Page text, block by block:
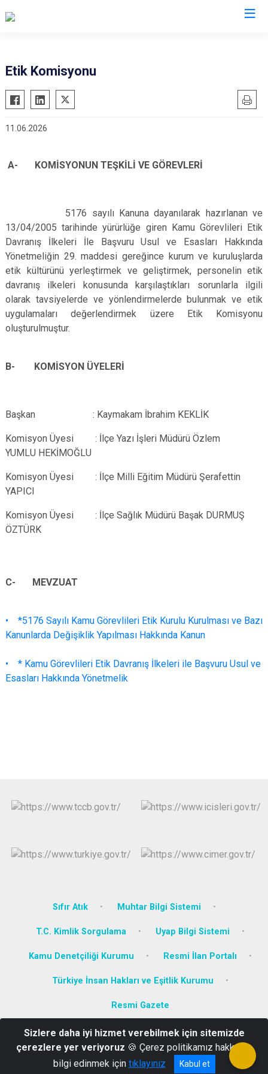
Bozdoğan
Buharkent
Çine
Germencik
Karpuzlu
Koçarlı
Söke
Efeler
Etik Komisyonu
11.06.2026
A- KOMİSYONUN TEŞKİLİ VE GÖREVLERİ
5176 sayılı Kanuna dayanılarak hazırlanan ve
13/04/2005 tarihinde yürürlüğe giren Kamu Görevlileri Etik
Davranış İlkeleri İle Başvuru Usul ve Esasları Hakkında
Yönetmeliğin 29. maddesi gereğince kurum ve kuruluşlarda
etik kültürünü yerleştirmek ve geliştirmek, personelin etik
davranış ilkeleri konusunda karşılaştıkları sorunlarla ilgili
olarak tavsiyelerde ve yönlendirmelerde bulunmak ve etik
uygulamaları değerlendirmek üzere Etik Komisyonu
oluşturulmuştur.
B- KOMİSYON ÜYELERİ
Başkan : Kaymakam İbrahim KEKLİK
Komisyon Üyesi : İlçe Yazı İşleri Müdürü Özlem
YUMLU HEKİMOĞLU
Komisyon Üyesi : İlçe Milli Eğitim Müdürü Şerafettin
YAPICI
Komisyon Üyesi : İlçe Sağlık Müdürü Başak DURMUŞ
ÖZTÜRK
C- MEVZUAT
• *5176 Sayılı Kamu Görevlileri Etik Kurulu Kurulması ve Bazı
Kanunlarda Değişiklik Yapılması Hakkında Kanun
• * Kamu Görevlileri Etik Davranış İlkeleri ile Başvuru Usul ve
Esasları Hakkında Yönetmelik
Sıfır Atık Muhtar Bilgi Sistemi
T.C. Kimlik Sorgulama Uyap Bilgi Sistemi
Kamu Denetçiliği Kurumu Resmi İlan Portalı
Türkiye İnsan Hakları ve Eşitlik Kurumu
Resmi Gazete
Camikebir Mahallesi Atatürk Bulvarı No: 8 Kuşadası/AYDIN
0256 614 69 92
Sizlere daha iyi hizmet verebilmek için sitemizde
çerezlere yer veriyoruz 🍪 Çerez politikamız hakkında
bilgi edinmek için tıklayınız Kabul et